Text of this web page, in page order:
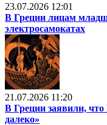
23.07.2026 12:01
В Греции лицам
электросамокатах
21.07.2026 11:20
В Греции заявили,
далеко»